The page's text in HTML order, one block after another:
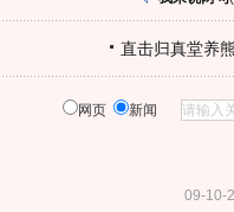
直击归真堂养
网页 新闻
09-10-